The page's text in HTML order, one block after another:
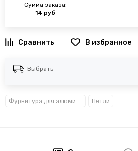
Сумма заказа:
14 руб
В избранное
Выбрать
Фурнитура для алюминиевых профилей для рамок и стендов Петли